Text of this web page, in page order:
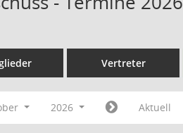
Vertreter
2026 Aktuell